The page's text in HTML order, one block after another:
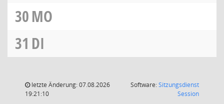
30MO
31 DI
letzte Änderung: 07.08.2026
19:21:10
Software:Sitzungsdienst
Session(Wird in